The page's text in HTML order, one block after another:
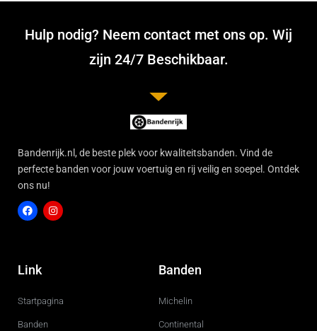
Hulp nodig? Neem contact met ons op. Wij
zijn 24/7 Beschikbaar.
Bandenrijk.nl, de beste plek voor kwaliteitsbanden. Vind de
perfecte banden voor jouw voertuig en rij veilig en soepel. Ontdek
ons nu!
c
e
o
g
r
Link
Startpagina
Banden
Banden
Michelin
Continental